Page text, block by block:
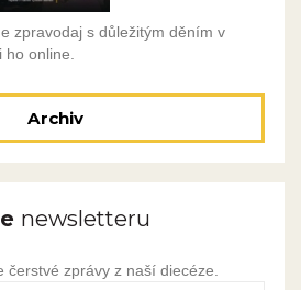
zpravodaj s důležitým děním v
ho online.
Archiv
newsletteru
čerstvé zprávy z naší diecéze.